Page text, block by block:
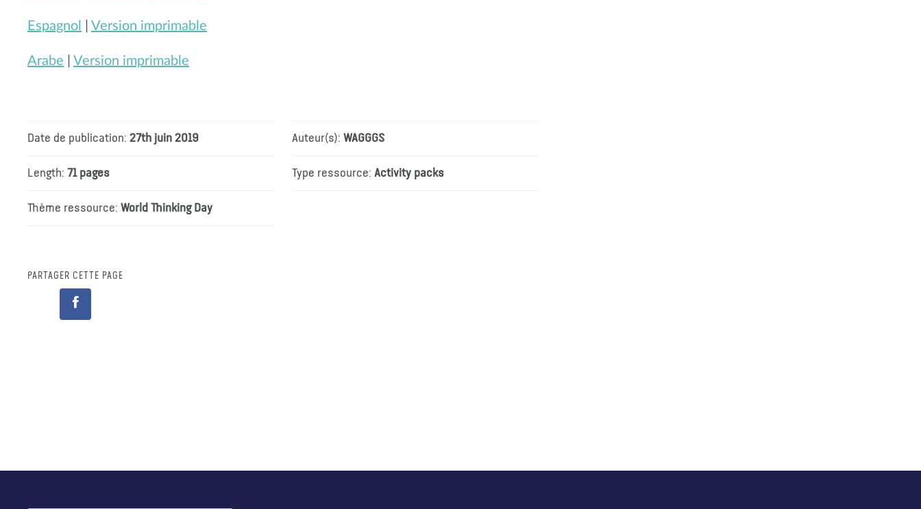
Espagnol Version imprimable
Arabe Version imprimable
Date de publication: 27th juin 2019 Auteur(s):WAGGGS
Length: 71 pages Type ressource:Activity packs
Thème ressource: World Thinking Day
PARTAGER CETTE PAGE